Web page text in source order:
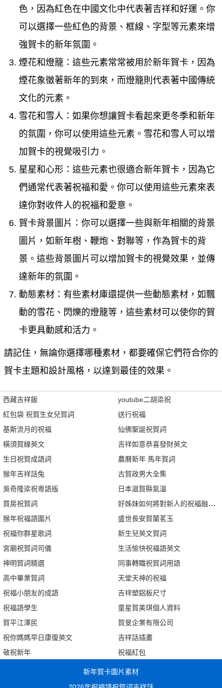
色，因為紅色在中國文化中代表著吉祥和好運。你
可以選擇一些紅色的背景、框線、字型等元素來增
強賀卡的新年氛圍。
煙花和燈籠：這些元素常常被用於新年賀卡，因為
煙花象徵著新年的到來，而燈籠則代表著中國傳統
文化的元素。
雪花和雪人：如果你想讓賀卡看起來更冬季和新年
的氛圍，你可以使用這些元素。雪花和雪人可以增
加賀卡的視覺吸引力。
星星和心形：這些元素也很適合新年賀卡，因為它
們通常代表著祝福和愛。你可以使用這些元素來表
達你對收件人的祝福和愛意。
賀卡背景圖片：你可以選擇一些與新年相關的背景
圖片，如新年樹、鞭炮、對聯等，作為賀卡的背
景。這些背景圖片可以增加賀卡的視覺效果，並傳
達新年的氛圍。
動態素材：有些素材庫還提供一些動態素材，如飄
動的雪花、閃爍的燈籠等，這些素材可以使你的賀
卡更具動感和活力。
請記住，無論你選擇哪種素材，都要確保它們符合你的
賀卡主題和設計風格，以達到最佳的效果。
西藏吉祥飯
紅包袋 祝賀生女兒賀詞
基斯流月的祝福
橫須賀線英文
生日祝賀成語詞
猴年吉祥話兔
吳奇隆梁祝粵語版
買房祝賀詞
猴年祝福語圖片
祝福你群星歌詞
宮廟祝賀詞司儀
神明賀詞精選
高中畢業賀詞
祝福小朋友的成語
祝福語學生
賀平江澤民
祝你媽媽早日康復英文
敬祝新年
youtube二胡梁祝
送行祝福
仙佛聖誕祝賀詞
吉祥如意恭喜發財英文
農曆新年 馬年賀詞
古賀政男大全集
日本滋賀縣氣溫
好姊妹如何將對新人的祝褔融入
盛世長安賀蘭茗玉
新生兒英文賀詞
生活愉快祝福語英文
同事轉職祝賀詞用語
天堂天神的祝福
吉祥塑鋁板尺寸
童星賀美琪個人資料
賀旻企業有限公司
吉祥話插畫
祝福紅包
新年賀卡圖片素材